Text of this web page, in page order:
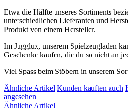
Etwa die Hälfte unseres Sortiments
unterschiedlichen Lieferanten und
Produkt von einem Hersteller.
Im Jugglux, unserem Spielzeugladen
Geschenke kaufen, die du so nicht an
Viel Spass beim Stöbern in unserem
Ähnliche Artikel Kunden kauften auch
angesehen
Ähnliche Artikel